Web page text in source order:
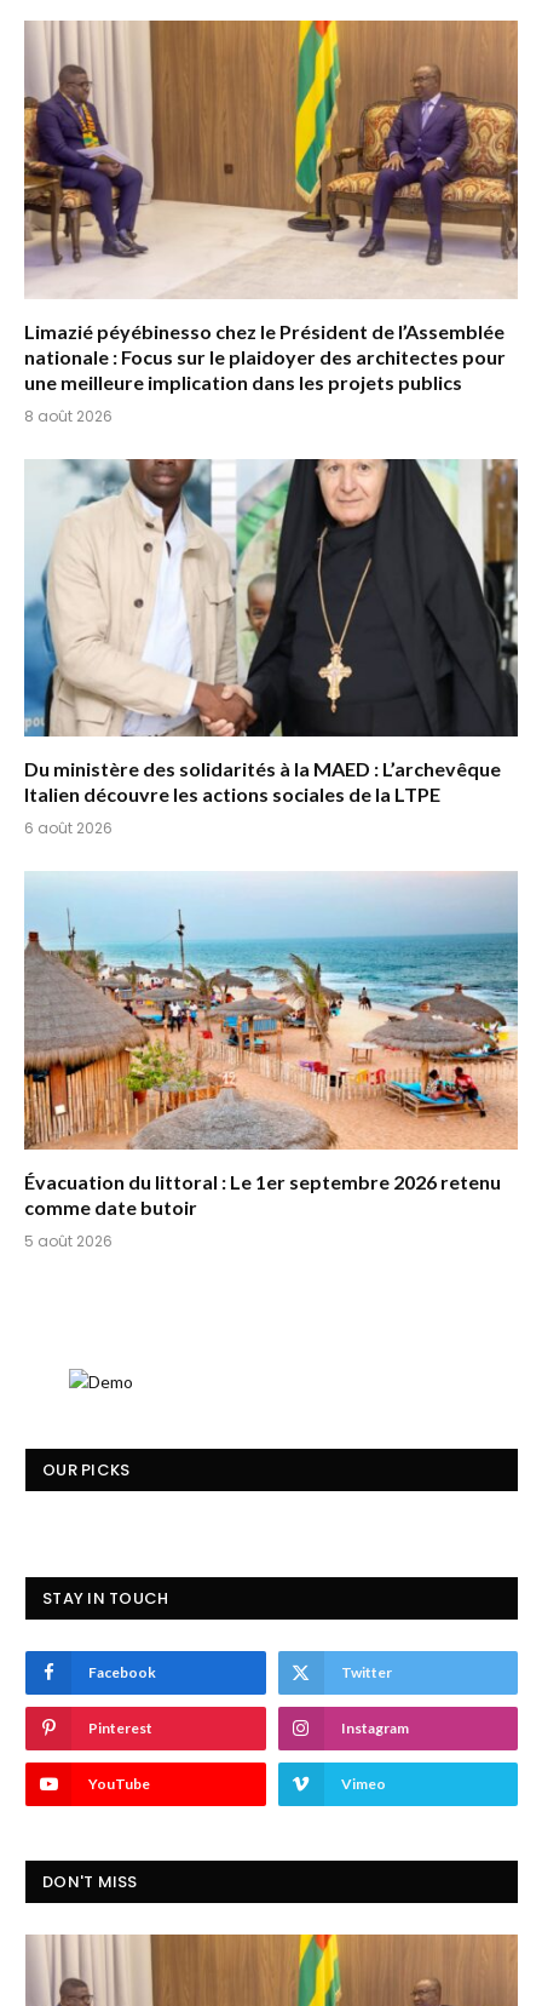
Limazié péyébinesso chez le Président de l’Assemblée
nationale : Focus sur le plaidoyer des architectes pour
une meilleure implication dans les projets publics
8 août 2026
Du ministère des solidarités à la MAED : L’archevêque
Italien découvre les actions sociales de la LTPE
6 août 2026
Évacuation du littoral : Le 1er septembre 2026 retenu
comme date butoir
5 août 2026
OUR PICKS
STAY IN TOUCH
Facebook Twitter
Pinterest Instagram
YouTube Vimeo
DON'T MISS